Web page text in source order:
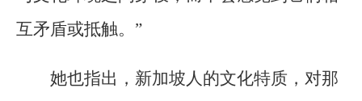
互矛盾或抵触。”
她也指出，新加坡人的文化特质，对那